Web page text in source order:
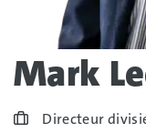
Mark
Blog_field_Functie
Directeur